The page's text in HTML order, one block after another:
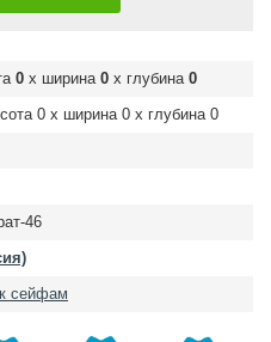
0 х ширина 0 х глубина 0
0 х ширина 0 х глубина 0
46
сейфам